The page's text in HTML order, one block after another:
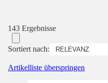
143 Ergebnisse
Sortiert nach:
Artikelliste überspringen